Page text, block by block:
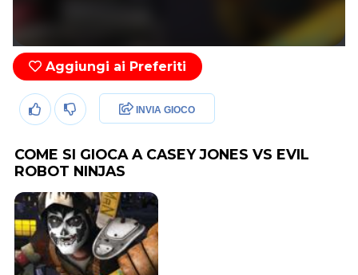
Aggiungi ai Preferiti
INVIA GIOCO
COME SI GIOCA A CASEY JONES VS EVIL
ROBOT NINJAS